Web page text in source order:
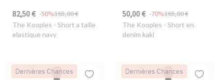
82,50 € 165,00 €
-50%
The Kooples - Short a taille
elastique navy
50,00 € 165,00 €
-70%
The Kooples - Short en
denim kaki
Dernières Chances Dernières Chances